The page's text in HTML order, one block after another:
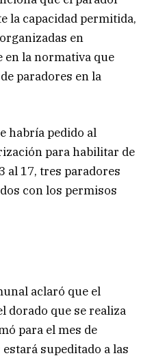
la capacidad permitida,
en
en la normativa que
paradores en la
habría pedido al
para habilitar de
al 17, tres paradores
con los permisos
aclaró que el
dorado que se realiza
para el mes de
supeditado a las